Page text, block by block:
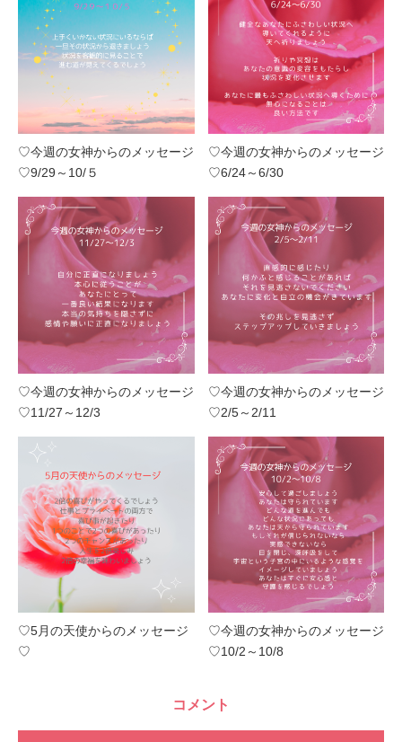
♡今週の女神からのメッセージ
♡9/29～10/５
♡今週の女神からのメッセージ
♡6/24～6/30
♡今週の女神からのメッセージ
♡11/27～12/3
♡今週の女神からのメッセージ
♡2/5～2/11
♡5月の天使からのメッセージ
♡
♡今週の女神からのメッセージ
♡10/2～10/8
コメント